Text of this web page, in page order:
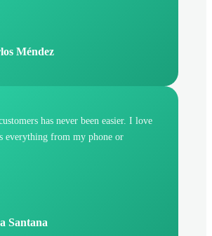
Méndez
has never been easier. I love
everything from my phone or
Santana